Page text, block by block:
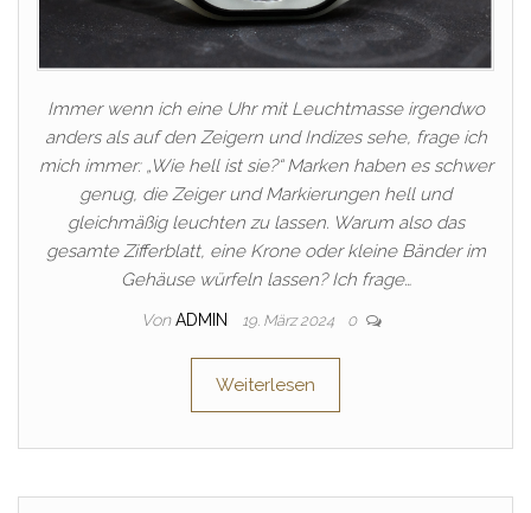
Immer wenn ich eine Uhr mit Leuchtmasse irgendwo
anders als auf den Zeigern und Indizes sehe, frage ich
mich immer: „Wie hell ist sie?“ Marken haben es schwer
genug, die Zeiger und Markierungen hell und
gleichmäßig leuchten zu lassen. Warum also das
gesamte Zifferblatt, eine Krone oder kleine Bänder im
Gehäuse würfeln lassen? Ich frage…
Von ADMIN 19. März 2024 0
Weiterlesen